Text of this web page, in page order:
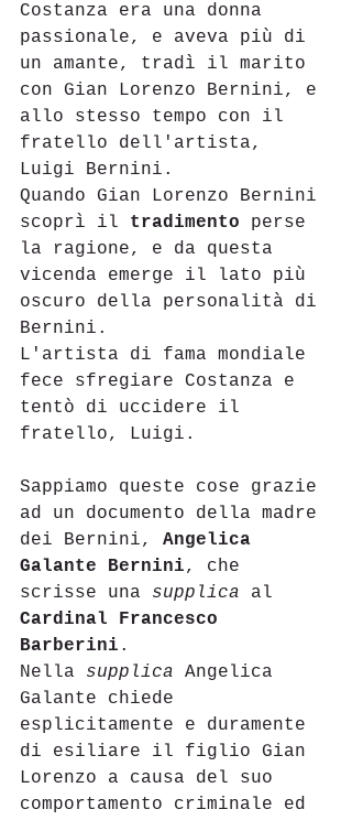
Costanza era una donna
passionale, e aveva più di
un amante, tradì il marito
con Gian Lorenzo Bernini, e
allo stesso tempo con il
fratello dell'artista,
Luigi Bernini.
Quando Gian Lorenzo Bernini
scoprì il tradimento perse
la ragione, e da questa
vicenda emerge il lato più
oscuro della personalità di
Bernini.
L'artista di fama mondiale
fece sfregiare Costanza e
tentò di uccidere il
fratello, Luigi.
Sappiamo queste cose grazie
ad un documento della madre
dei Bernini, Angelica
Galante Bernini, che
scrisse una supplica al
Cardinal Francesco
Barberini .
Nella supplica Angelica
Galante chiede
esplicitamente e duramente
di esiliare il figlio Gian
Lorenzo a causa del suo
comportamento criminale ed